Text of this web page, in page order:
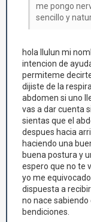
me pongo
sencillo y
hola llulun mi
intencion de
permiteme
dijiste de la
abdomen si uno
vas a dar cuenta
sientas que el
despues hacia
haciendo una
buena postura y
espero que no te
yo me
dispuesta a
no nace sabiendo
bendiciones.